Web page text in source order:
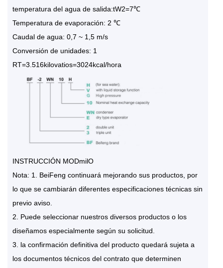
temperatura del agua de salida:tW2=7℃
Temperatura de evaporación: 2 ℃
Caudal de agua: 0,7 ~ 1,5 m/s
Conversión de unidades: 1
RT=3.516kilovatios=3024kcal/hora
INSTRUCCIÓN MODmilO
Nota: 1. BeiFeng continuará mejorando sus productos, por
lo que se cambiarán diferentes especificaciones técnicas sin
previo aviso.
2. Puede seleccionar nuestros diversos productos o los
diseñamos especialmente según su solicitud.
3. la confirmación definitiva del producto quedará sujeta a
los documentos técnicos del contrato que determinen